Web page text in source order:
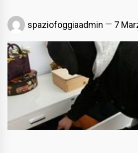
spaziofoggiaadmin 7